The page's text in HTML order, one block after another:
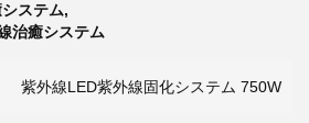
ステム,
治癒システム
紫外線LED紫外線固化システム 750W